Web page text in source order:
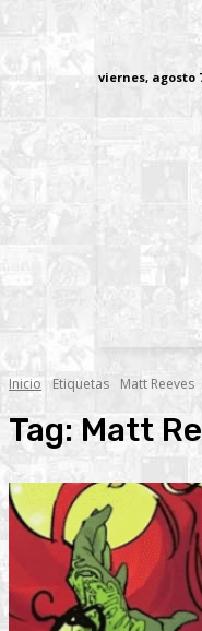
viernes, agosto
Inicio Etiquetas Matt Reeves
Tag: Matt